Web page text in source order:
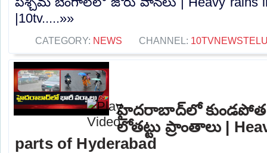
|10tv.....»»
CATEGORY: NEWS CHANNEL:
హైదరాబాద్‌లో కుండపోత
లోతట్టు ప్రాంతాలు |
parts of Hyderabad